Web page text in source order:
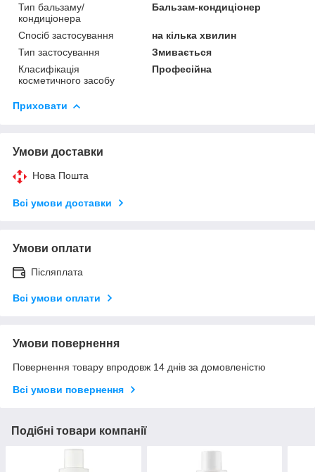
Тип бальзаму/
кондиціонера
Бальзам-кондиціонер
Спосіб застосування
на кілька хвилин
Тип застосування
Змивається
Класифікація
косметичного засобу
Професійна
Приховати
Умови доставки
Нова Пошта
Всі умови доставки
Умови оплати
Післяплата
Всі умови оплати
Умови повернення
Повернення товару впродовж 14 днів за домовленістю
Всі умови повернення
Подібні товари компанії